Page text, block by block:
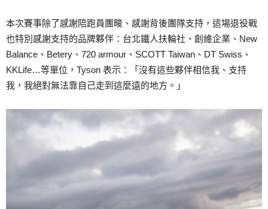
本次賽事除了感謝陪跑員團畯、感謝背後團隊支持，這場退役戰
也特別感謝支持的品牌夥伴：台北鐵人扶輪社、創維企業、New
Balance、Betery、720 armour、SCOTT Taiwan、DT Swiss、
KKLife…等單位，Tyson 表示：「沒有這些夥伴相信我、支持
我，我絕對無法靠自己走到這麼遠的地方。」